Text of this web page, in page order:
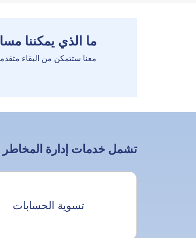
ما الذي يمكننا
معنا ستتمكن من البقاء
تشمل خدمات إدارة المخاطر
تسوية الحسابات